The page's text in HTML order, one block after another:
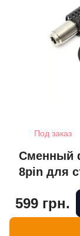
Под заказ
Сменный
8pin для
599 грн.